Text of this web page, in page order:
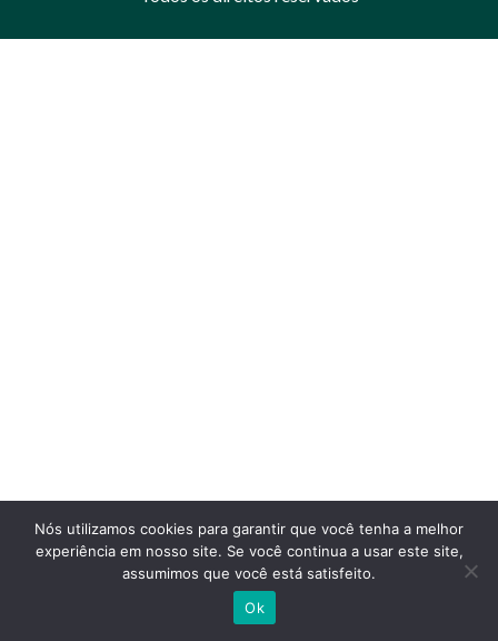
Nós utilizamos cookies para garantir que você tenha a melhor
experiência em nosso site. Se você continua a usar este site,
assumimos que você está satisfeito.
Ok